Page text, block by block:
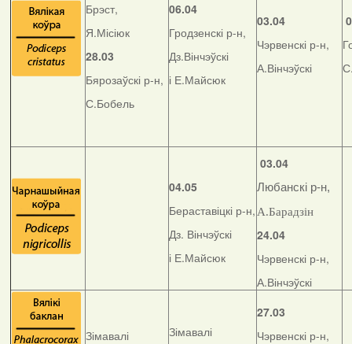
Брэст,
Я.Місіюк
28.03
Бярозаўскі р-н,
С.Бобель
06.04
Гродзенскі р-н,
Дз.Вінчэўскі
і Е.Майсюк
03.04
Чэрвенскі р-н,
А.Вінчэўскі
04.05
Бераставіцкі р-н,
Дз. Вінчэўскі
і Е.Майсюк
03.04
Любанскі р-н,
А.Барадзін
24.04
Чэрвенскі р-н,
А.Вінчэўскі
Зімавалі Зімавалі
27.03
Чэрвенскі р-н,